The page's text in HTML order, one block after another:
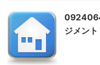
ジメント